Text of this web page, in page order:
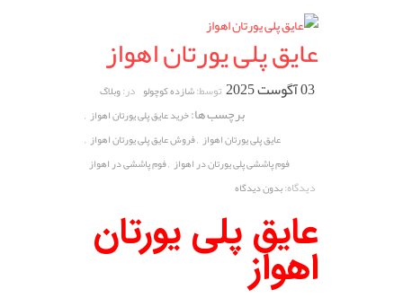
عایق پلی یورتان اهواز
03 آگوست 2025 توسط:شازده کوچولو در:وبلاگ
برچسب ها:خرید عایق پلی یورتان اهواز ,
عایق پلی یورتان اهواز ,فروش عایق پلی یورتان اهواز ,
فوم پاششی پلی یورتان در اهواز ,فوم پاششی در اهواز
دیدگاه:بدون دیدگاه
عایق پلی یورتان
اهواز